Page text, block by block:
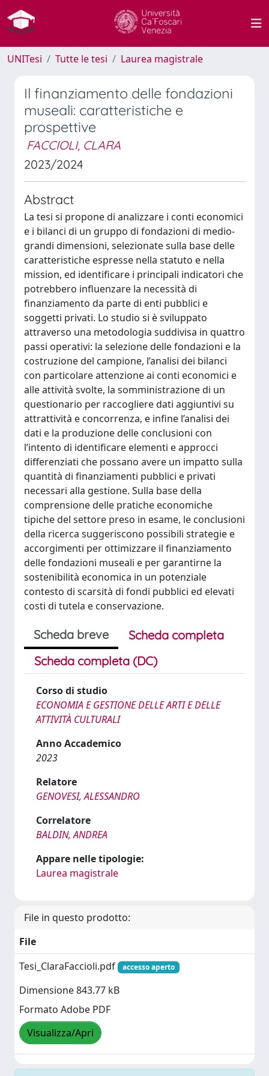
UNITesi Tutte le tesi Laurea magistrale
Il finanziamento delle fondazioni
museali: caratteristiche e
prospettive
FACCIOLI, CLARA
2023/2024
Abstract
La tesi si propone di analizzare i conti economici
e i bilanci di un gruppo di fondazioni di medio-
grandi dimensioni, selezionate sulla base delle
caratteristiche espresse nella statuto e nella
mission, ed identificare i principali indicatori che
potrebbero influenzare la necessità di
finanziamento da parte di enti pubblici e
soggetti privati. Lo studio si è sviluppato
attraverso una metodologia suddivisa in quattro
passi operativi: la selezione delle fondazioni e la
costruzione del campione, l’analisi dei bilanci
con particolare attenzione ai conti economici e
alle attività svolte, la somministrazione di un
questionario per raccogliere dati aggiuntivi su
attrattività e concorrenza, e infine l’analisi dei
dati e la produzione delle conclusioni con
l’intento di identificare elementi e approcci
differenziati che possano avere un impatto sulla
quantità di finanziamenti pubblici e privati
necessari alla gestione. Sulla base della
comprensione delle pratiche economiche
tipiche del settore preso in esame, le conclusioni
della ricerca suggeriscono possibili strategie e
accorgimenti per ottimizzare il finanziamento
delle fondazioni museali e per garantirne la
sostenibilità economica in un potenziale
contesto di scarsità di fondi pubblici ed elevati
costi di tutela e conservazione.
Scheda breve
Scheda completa
Scheda completa (DC)
Corso di studio
ECONOMIA E GESTIONE DELLE ARTI E DELLE
ATTIVITÀ CULTURALI
Anno Accademico
2023
Relatore
GENOVESI, ALESSANDRO
Correlatore
BALDIN, ANDREA
Appare nelle tipologie:
Laurea magistrale
File in questo prodotto:
File
Tesi_ClaraFaccioli.pdf
accesso aperto
Dimensione 843.77 kB
Formato Adobe PDF
Visualizza/Apri